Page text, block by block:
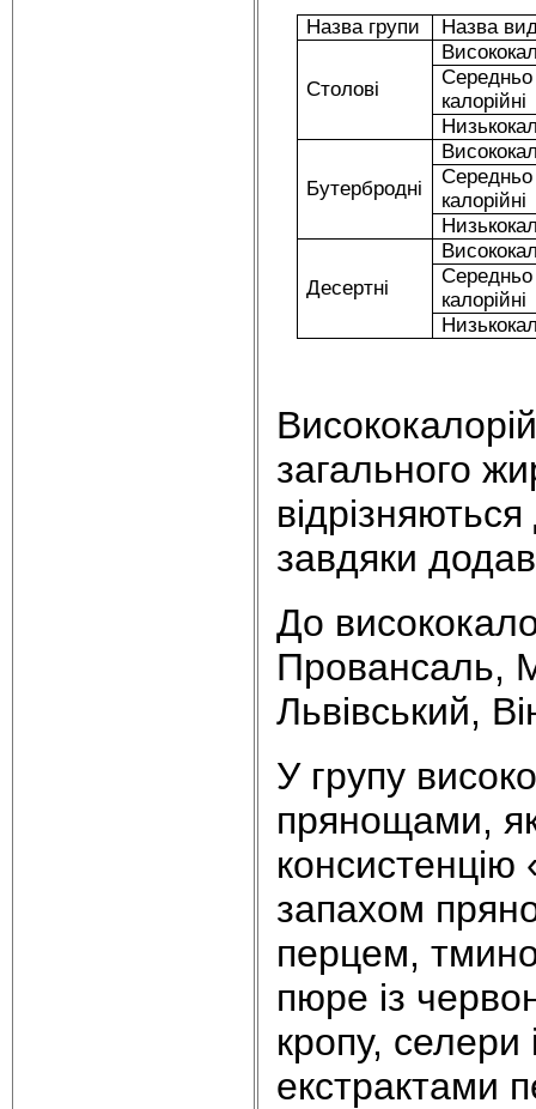
Назва групи Назва
Столові
Середньо
калорійні
Бутербродні
Середньо
калорійні
Десертні
Середньо
калорійні
загального
завдяки
До
Провансаль,
Львівський,
У групу
прянощами,
запахом
перцем,
пюре із
кропу,
екстрактами